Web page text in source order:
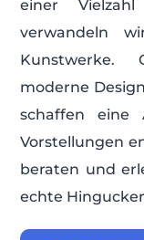
einer
verwandeln
Kunstwerke.
moderne
schaffen eine
Vorstellungen
beraten und
echte